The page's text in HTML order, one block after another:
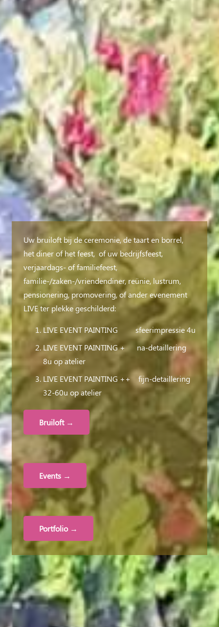
Uw bruiloft bij de ceremonie, de taart en borrel,
het diner of het feest, of uw bedrijfsfeest,
verjaardags- of familiefeest,
familie-/zaken-/vriendendiner, reünie, lustrum,
pensionering, promovering, of ander evenement
LIVE ter plekke geschilderd:
LIVE EVENT PAINTING sfeerimpressie 4u
LIVE EVENT PAINTING + na-detaillering
8u op atelier
LIVE EVENT PAINTING ++ fijn-detaillering
32-60u op atelier
Bruiloft →
Events →
Portfolio →